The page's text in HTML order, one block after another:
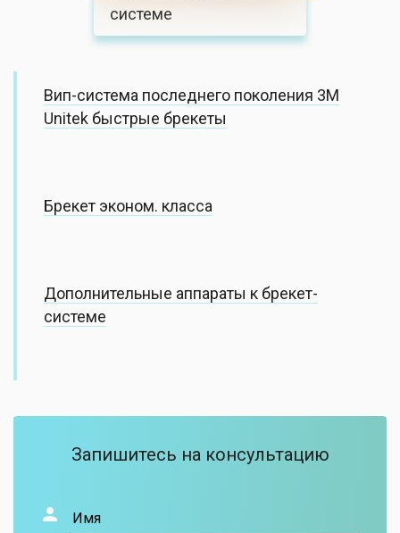
системе
Вип-система последнего поколения 3М
Unitek быстрые брекеты
Брекет эконом. класса
Дополнительные аппараты к брекет-
системе
Запишитесь на консультацию
Имя